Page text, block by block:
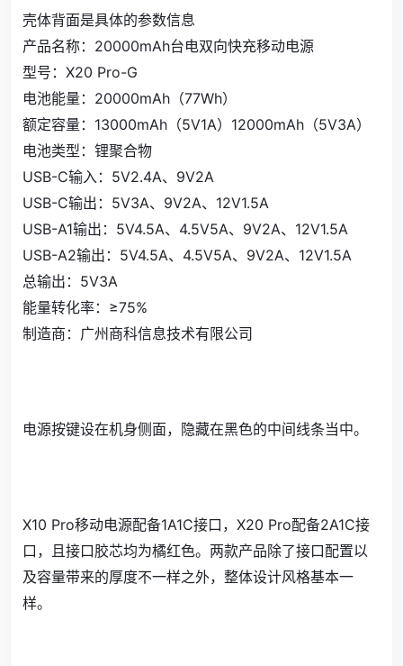
壳体背面是具体的参数信息
产品名称：20000mAh台电双向快充移动电源
型号：X20 Pro-G
电池能量：20000mAh（77Wh）
额定容量：13000mAh（5V1A）12000mAh（5V3A）
电池类型：锂聚合物
USB-C输入：5V2.4A、9V2A
USB-C输出：5V3A、9V2A、12V1.5A
USB-A1输出：5V4.5A、4.5V5A、9V2A、12V1.5A
USB-A2输出：5V4.5A、4.5V5A、9V2A、12V1.5A
总输出：5V3A
能量转化率：≥75%
制造商：广州商科信息技术有限公司
电源按键设在机身侧面，隐藏在黑色的中间线条当中。
X10 Pro移动电源配备1A1C接口，X20 Pro配备2A1C接
口，且接口胶芯均为橘红色。两款产品除了接口配置以
及容量带来的厚度不一样之外，整体设计风格基本一
样。